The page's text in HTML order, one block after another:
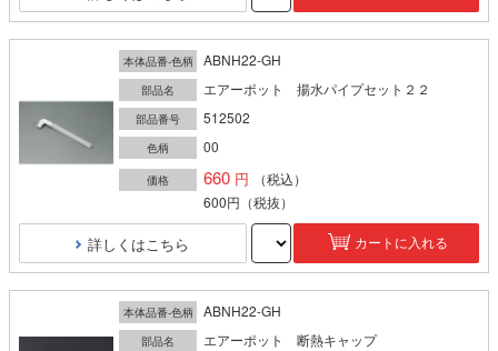
本体品番-色柄 ABNH22-GH
部品名 エアーポット 揚水パイプセット２２
部品番号 512502
色柄 00
価格 660
（税込）
600円 （税抜）
詳しくはこちら カートに入れる
本体品番-色柄 ABNH22-GH
部品名 エアーポット 断熱キャップ